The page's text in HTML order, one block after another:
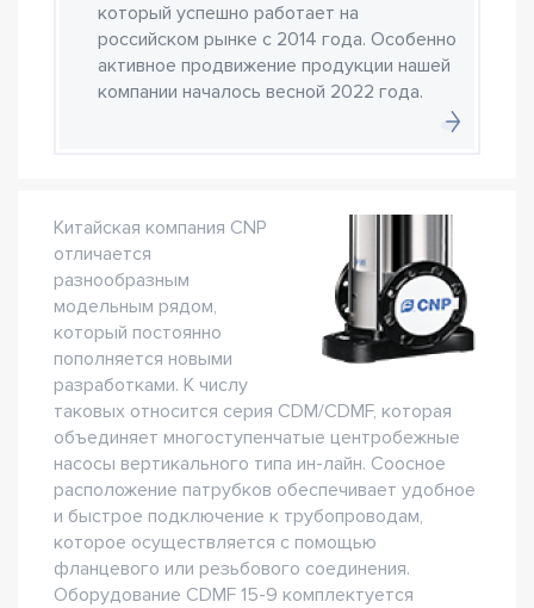
который успешно работает на
российском рынке с 2014 года. Особенно
активное продвижение продукции нашей
компании началось весной 2022 года.
Китайская компания CNP
отличается
разнообразным
модельным рядом,
который постоянно
пополняется новыми
разработками. К числу
таковых относится серия CDM/CDMF, которая
объединяет многоступенчатые центробежные
насосы вертикального типа ин-лайн. Соосное
расположение патрубков обеспечивает удобное
и быстрое подключение к трубопроводам,
которое осуществляется с помощью
фланцевого или резьбового соединения.
Оборудование CDMF 15-9 комплектуется